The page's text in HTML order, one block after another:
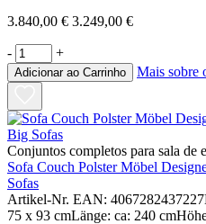
3.840,00 € 3.249,00 €
- +
Adicionar ao Carrinho Mais sobre
Conjuntos completos para sala de
Sofa Couch Polster Möbel
Sofas
Artikel-Nr. EAN:
75 x 93 cmLänge: ca: 240